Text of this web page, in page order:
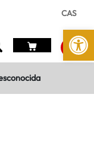
Abrir
CAS